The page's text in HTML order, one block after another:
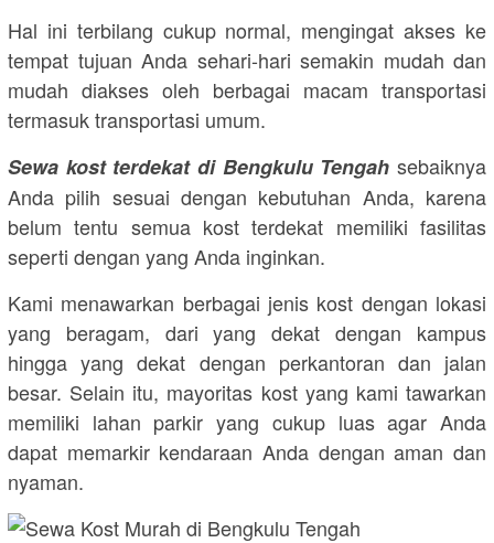
Hal ini terbilang cukup normal, mengingat akses ke
tempat tujuan Anda sehari-hari semakin mudah dan
mudah diakses oleh berbagai macam transportasi
termasuk transportasi umum.
Sewa kost terdekat di Bengkulu Tengah sebaiknya
Anda pilih sesuai dengan kebutuhan Anda, karena
belum tentu semua kost terdekat memiliki fasilitas
seperti dengan yang Anda inginkan.
Kami menawarkan berbagai jenis kost dengan lokasi
yang beragam, dari yang dekat dengan kampus
hingga yang dekat dengan perkantoran dan jalan
besar. Selain itu, mayoritas kost yang kami tawarkan
memiliki lahan parkir yang cukup luas agar Anda
dapat memarkir kendaraan Anda dengan aman dan
nyaman.